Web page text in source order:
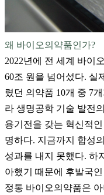
왜 바이오의약품인가?
2022년에 전 세계 바이
60조 원을 넘어섰다. 실
렸던 의약품 10개 중 7
라 생명공학 기술 발전
용기전을 갖는 혁신적
명하다. 지금까지 합성
성과를 내지 못했다. 하
아했기 때문에 후발국
정통 바이오의약품은